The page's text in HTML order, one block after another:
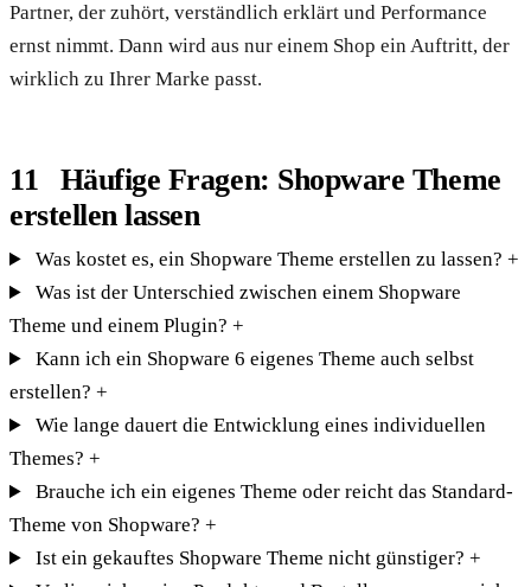
Partner, der zuhört, verständlich erklärt und Performance
ernst nimmt. Dann wird aus nur einem Shop ein Auftritt, der
wirklich zu Ihrer Marke passt.
Häufige Fragen: Shopware Theme
erstellen lassen
Was kostet es, ein Shopware Theme erstellen zu lassen? +
Was ist der Unterschied zwischen einem Shopware
Theme und einem Plugin? +
Kann ich ein Shopware 6 eigenes Theme auch selbst
erstellen? +
Wie lange dauert die Entwicklung eines individuellen
Themes? +
Brauche ich ein eigenes Theme oder reicht das Standard-
Theme von Shopware? +
Ist ein gekauftes Shopware Theme nicht günstiger? +